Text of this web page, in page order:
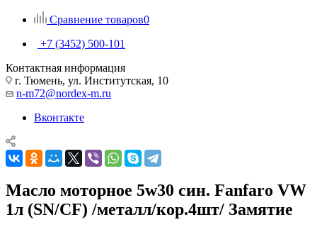
Сравнение товаров0
+7 (3452) 500-101
Контактная информация
г. Тюмень, ул. Институтская, 10
n-m72@nordex-m.ru
Вконтакте
Масло моторное 5w30 син. Fanfaro VW
1л (SN/CF) /металл/кор.4шт/ Замятие